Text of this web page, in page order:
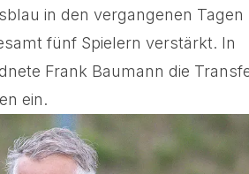
in den vergangenen Tagen
fünf Spielern verstärkt. In
Frank Baumann die
ein.